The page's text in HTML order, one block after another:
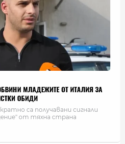
МЛАДЕЖИТЕ ОТ ИТАЛИЯ ЗА
ОБИДИ
са получавани сигнали
от тяхна страна